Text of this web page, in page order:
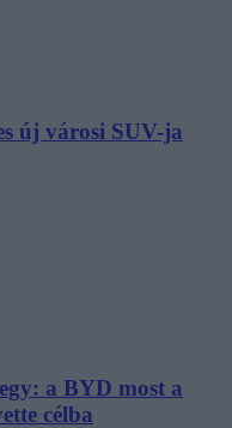
új városi SUV-ja
a BYD most a
célba